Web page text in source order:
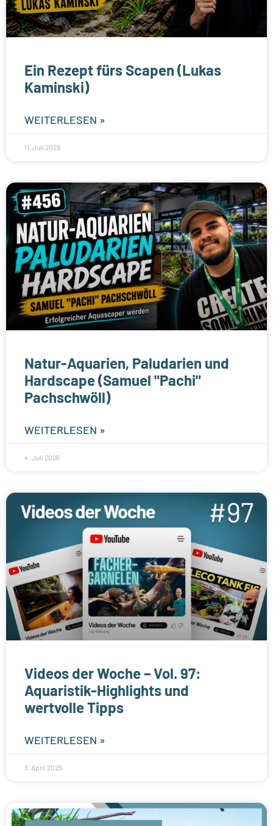
Ein Rezept fürs Scapen (Lukas
Kaminski)
WEITERLESEN »
11. Juli 2026
Natur-Aquarien, Paludarien und
Hardscape (Samuel "Pachi"
Pachschwöll)
WEITERLESEN »
4. Juli 2026
Videos der Woche – Vol. 97:
Aquaristik-Highlights und
wertvolle Tipps
WEITERLESEN »
3. April 2025